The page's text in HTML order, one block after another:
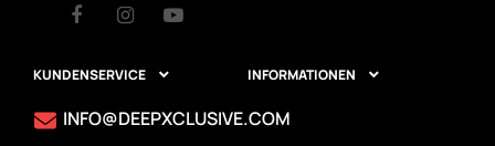
FacebookInstagram
KUNDENSERVICE  INFORMATIONEN 
INFO@DEEPXCLUSIVE.COM